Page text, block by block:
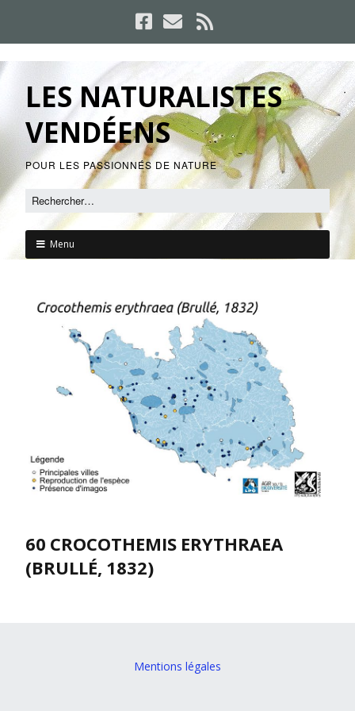
LES NATURALISTES
VENDÉENS
POUR LES PASSIONNÉS DE NATURE
Menu
60 CROCOTHEMIS ERYTHRAEA
(BRULLÉ, 1832)
Mentions légales